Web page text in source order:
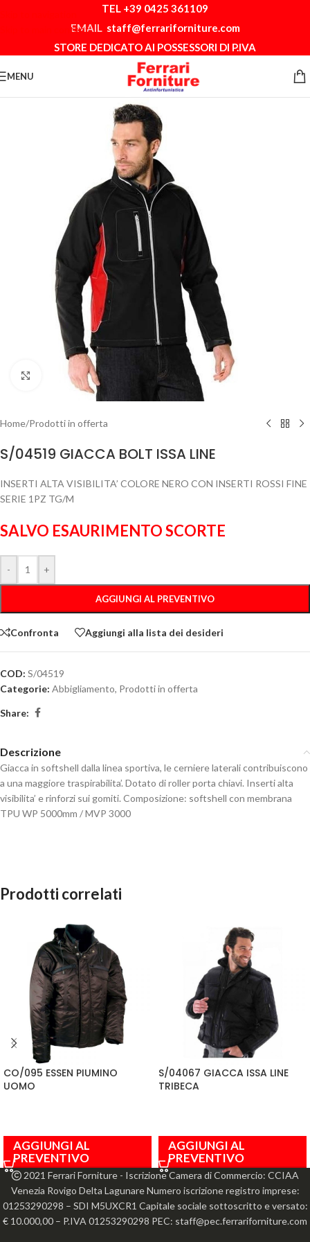
Skip to main content
TEL +39 0425 361109
EMAIL staff@ferrariforniture.com
STORE DEDICATO AI POSSESSORI DI P.IVA
MENU
Clicca per ingrandire
Home/Prodotti in offerta
S/04519 GIACCA BOLT ISSA LINE
INSERTI ALTA VISIBILITA’ COLORE NERO CON INSERTI ROSSI FINE
SERIE 1PZ TG/M
SALVO ESAURIMENTO SCORTE
- +
AGGIUNGI AL PREVENTIVO
Confronta Aggiungi alla lista dei desideri
COD: S/04519
Categorie: Abbigliamento, Prodotti in offerta
Share:
Descrizione
Giacca in softshell dalla linea sportiva, le cerniere laterali contribuiscono
a una maggiore traspirabilita’. Dotato di roller porta chiavi. Inserti alta
visibilita’ e rinforzi sui gomiti. Composizione: softshell con membrana
TPU WP 5000mm / MVP 3000
Prodotti correlati
CO/095 ESSEN PIUMINO
UOMO
AGGIUNGI AL
PREVENTIVO
S/04067 GIACCA ISSA LINE
TRIBECA
AGGIUNGI AL
PREVENTIVO
2021 Ferrari Forniture - Iscrizione Camera di Commercio: CCIAA
Venezia Rovigo Delta Lagunare Numero iscrizione registro imprese:
01253290298 – SDI M5UXCR1 Capitale sociale sottoscritto e versato:
€ 10.000,00 – P.IVA 01253290298 PEC: staff@pec.ferrariforniture.com